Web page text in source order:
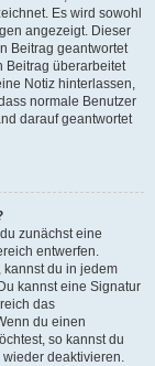
Es wird sowohl
angezeigt. Dieser
Beitrag geantwortet
Beitrag überarbeitet
Notiz hinterlassen,
normale Benutzer
darauf geantwortet
zunächst eine
entwerfen.
kannst du in jedem
kannst eine Signatur
das
du einen
so kannst du
wieder deaktivieren.